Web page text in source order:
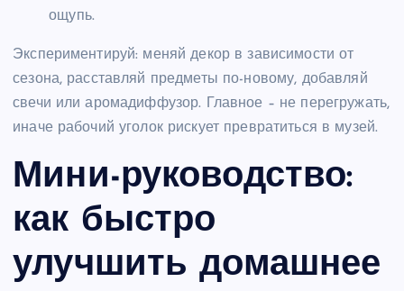
ощупь.
Экспериментируй: меняй декор в зависимости от
сезона, расставляй предметы по-новому, добавляй
свечи или аромадиффузор. Главное – не перегружать,
иначе рабочий уголок рискует превратиться в музей.
Мини-руководство:
как быстро
улучшить домашнее